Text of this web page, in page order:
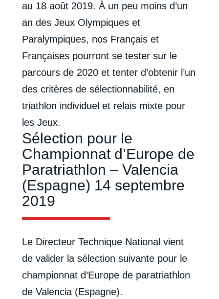
au 18 août 2019. À un peu moins d’un
an des Jeux Olympiques et
Paralympiques, nos Français et
Françaises pourront se tester sur le
parcours de 2020 et tenter d’obtenir l’un
des critères de sélectionnabilité, en
triathlon individuel et relais mixte pour
les Jeux.
Sélection pour le
Championnat d’Europe de
Paratriathlon – Valencia
(Espagne) 14 septembre
2019
Le Directeur Technique National vient
de valider la sélection suivante pour le
championnat d’Europe de paratriathlon
de Valencia (Espagne).